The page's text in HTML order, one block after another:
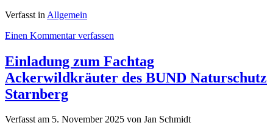
Verfasst in Allgemein
Einen Kommentar verfassen
Projekteinreichung
zum
Einladung zum Fachtag
Ackerwildkräuter des BUND Naturschutz
Starnberg
Verfasst am 5. November 2025 von Jan Schmidt